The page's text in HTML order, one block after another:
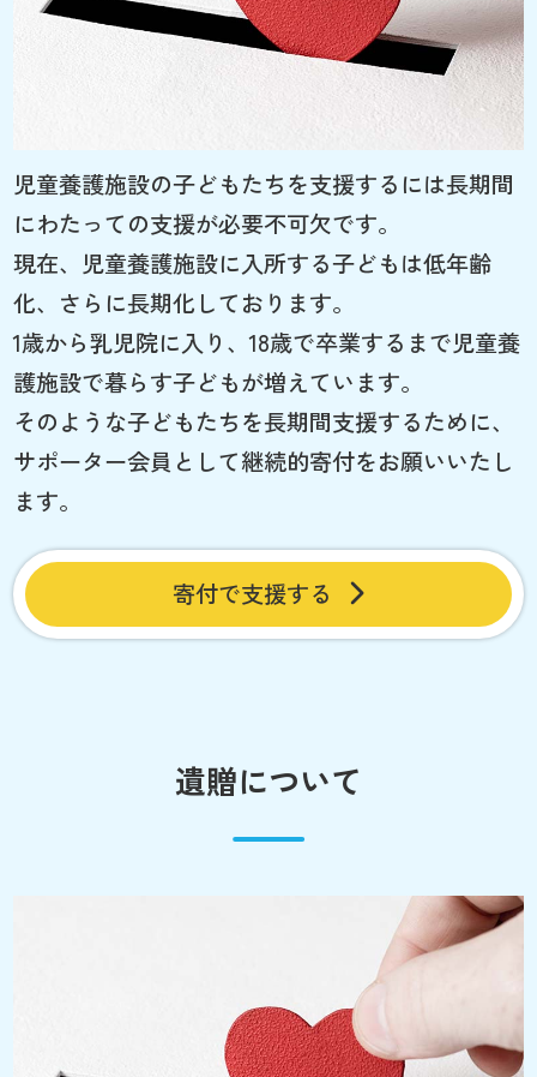
児童養護施設の子どもたちを支援するには長期間
にわたっての支援が必要不可欠です。
現在、児童養護施設に入所する子どもは低年齢
化、さらに長期化しております。
1歳から乳児院に入り、18歳で卒業するまで児童養
護施設で暮らす子どもが増えています。
そのような子どもたちを長期間支援するために、
サポーター会員として継続的寄付をお願いいたし
ます。
寄付で支援する
遺贈について